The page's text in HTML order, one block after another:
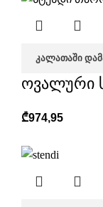
ᲙᲐᲚᲐᲗᲐᲨᲘ
ოვალური
₾974,95